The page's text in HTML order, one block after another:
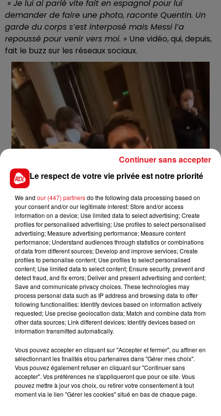
« Je lui ai parlé vite fait en espagnol pour lui
demander de faire une photo, raconte Quentin. Un
garde du corps s’est interposé mais Messi l’a
repoussé pour venir vers moi. » Une vidéo, qui, depuis,
fait le buzz sur les réseaux sociaux.
Le respect de votre vie privée est notre priorité
We and our (447) partnersdo the following data processing based on
your consent and/or our legitimate interest: Store and/or access
information on a device; Use limited data to select advertising; Create
profiles for personalised advertising; Use profiles to select personalised
advertising; Measure advertising performance; Measure content
performance; Understand audiences through statistics or combinations
of data from different sources; Develop and improve services; Create
profiles to personalise content; Use profiles to select personalised
content; Use limited data to select content; Ensure security, prevent and
detect fraud, and fix errors; Deliver and present advertising and content;
Save and communicate privacy choices. These technologies may
process personal data such as IP address and browsing data to offer
following functionalities: Identify devices based on information actively
requested; Use precise geolocation data; Match and combine data from
other data sources; Link different devices; Identify devices based on
information transmitted automatically.
Vous pouvez accepter en cliquant sur "Accepter et fermer", ou affiner en
sélectionnant les finalités et/ou partenaires dans "Gérer mes choix".
Vous pouvez également refuser en cliquant sur "Continuer sans
accepter". Vos préférences ne s'appliqueront que pour ce site. Vous
pouvez mettre à jour vos choix, ou retirer votre consentement à tout
moment via le lien "Gérer les cookies" situé en bas de chaque page.
Continuer sans accepter